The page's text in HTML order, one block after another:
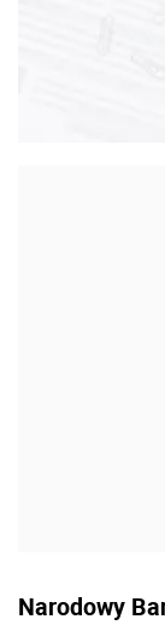
Narodowy